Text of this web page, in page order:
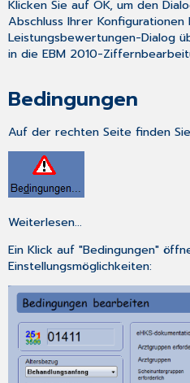
Klicken Sie aufOK, um den
Abschluss Ihrer
Leistungsbewertungen-Dialog
in die EBM 2010-
Bedingungen
Auf der rechten Seite finden
Weiterlesen...
Ein Klick auf "Bedingungen"
Einstellungsmöglichkeiten: